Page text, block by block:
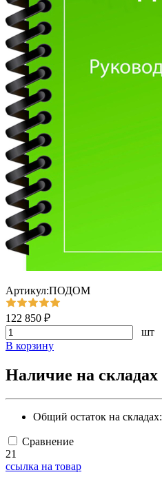
Артикул:ПОДОМ
122 850 ₽
шт
В корзину
Наличие на складах
Общий остаток на складах:
Сравнение
21
ссылка на товар